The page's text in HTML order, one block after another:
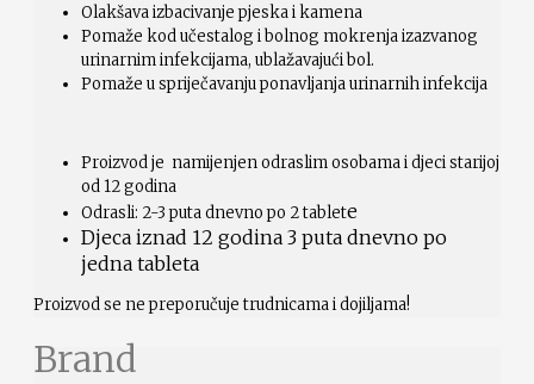
Olakšava izbacivanje pjeska i kamena
Pomaže kod učestalog i bolnog mokrenja izazvanog
urinarnim infekcijama, ublažavajući bol.
Pomaže u spriječavanju ponavljanja urinarnih infekcija
Proizvod je namijenjen odraslim osobama i djeci starijoj
od 12 godina
Odrasli: 2-3 puta dnevno po 2 tablete
Djeca iznad 12 godina 3 puta dnevno po
jedna tableta
Proizvod se ne preporučuje trudnicama i dojiljama!
Brand